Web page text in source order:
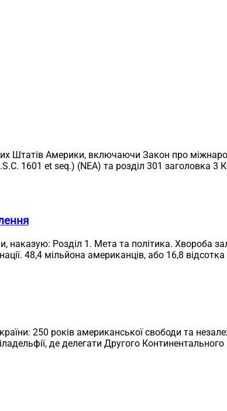
Штатів Америки, включаючи Закон про
1601 et seq.) (NEA) та розділ 301 заголовка 3
наказую: Розділ 1. Мета та політика. Хвороба
48,4 мільйона американців, або 16,8 відсотка
250 років американської свободи та
де делегати Другого